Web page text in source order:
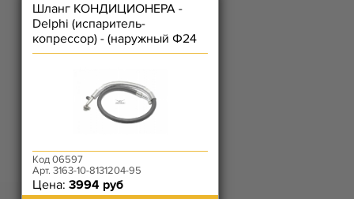
Шланг КОНДИЦИОНЕРА -
Delphi (испаритель-
копрессор) - (наружный Ф24
мм не уч опл., длина 121 см)
Код 06597
Арт. 3163-10-8131204-95
Цена: 3994 руб